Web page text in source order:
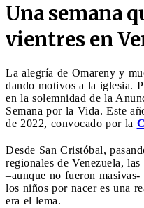
Una semana
vientres en
La alegría de Omareny y
dando motivos a la iglesia.
en la solemnidad de la
Semana por la Vida. Este
de 2022, convocado por la
Desde San Cristóbal,
regionales de Venezuela,
–aunque no fueron
los niños por nacer es una
era el lema.